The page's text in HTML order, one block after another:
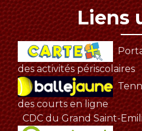
Liens
des activités périscolaires
des courts en ligne
CDC du Grand Saint-